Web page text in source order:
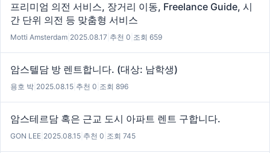
프리미엄 의전 서비스, 장거리 이동, Freelance Guide, 시
간 단위 의전 등 맞춤형 서비스
Motti Amsterdam 2025.08.17 추천 0 조회 659
암스텔담 방 렌트합니다. (대상: 남학생)
용호 박 2025.08.15 추천 0 조회 896
암스테르담 혹은 근교 도시 아파트 렌트 구합니다.
GON LEE 2025.08.15 추천 0 조회 745